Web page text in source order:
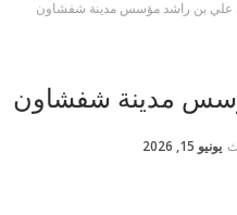
علي بن راشد مؤسس مدينة شفشاون
مدينة شفشاون
يونيو 15, 2026